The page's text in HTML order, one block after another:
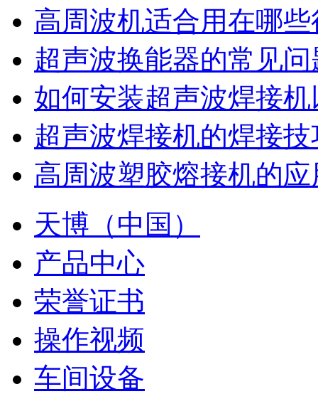
高周波机适合用在哪些
超声波换能器的常见问
如何安装超声波焊接
超声波焊接机的焊接技
高周波塑胶熔接机的
天博（中国）
产品中心
荣誉证书
操作视频
车间设备